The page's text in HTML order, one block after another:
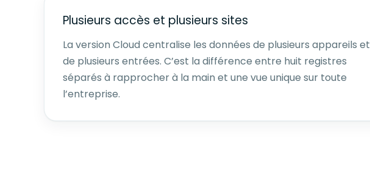
Plusieurs accès et plusieurs sites
La version Cloud centralise les données de plusieurs appareils et
de plusieurs entrées. C’est la différence entre huit registres
séparés à rapprocher à la main et une vue unique sur toute
l’entreprise.